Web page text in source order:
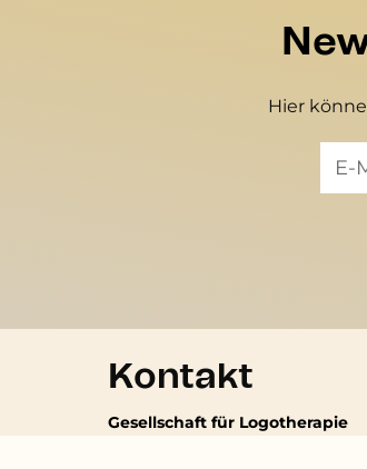
Hier
Kontakt
Gesellschaft für Logotherapie